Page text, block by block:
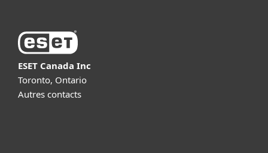
ESET Canada Inc
Toronto, Ontario
Autres contacts